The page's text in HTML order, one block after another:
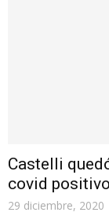
Castelli
covid positivo
29 diciembre, 2020